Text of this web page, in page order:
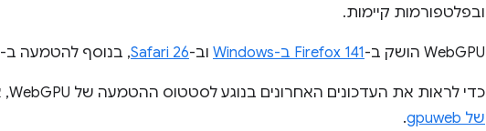
ובפלטפורמות קיימות.
‫WebGPU הושק ב- Firefox 141 ב-Windows וב-Safari 26, בנוסף להטמעה ב-Chrome.
כדי לראות את העדכונים האחרונים בנוגע לסטטוס ההטמעה של WebGPU, אפשר לעיין ב
של gpuweb
.